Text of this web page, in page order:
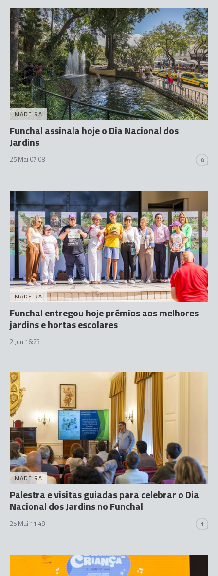
MADEIRA
Funchal assinala hoje o Dia Nacional dos
Jardins
25 Mai 07:08 4
MADEIRA
Funchal entregou hoje prémios aos melhores
jardins e hortas escolares
2 Jun 16:23
MADEIRA
Palestra e visitas guiadas para celebrar o Dia
Nacional dos Jardins no Funchal
25 Mai 11:48 1